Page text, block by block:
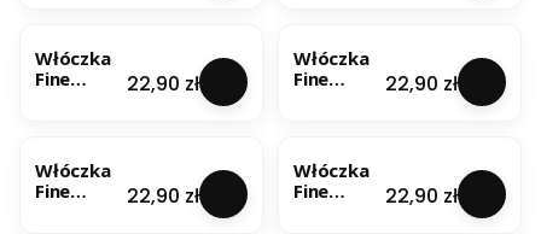
(3402)
50g
Szary
(3738)
50g
Włóczka
Fine
(3818)
50g
Cena
22,90 zł
Włóczka
Fine
Zieleń
(VR1172)
50g
Cena
22,90 zł
Włóczka
Fine
Cena
22,90 zł
Włóczka
Fine
Cena
22,90 zł